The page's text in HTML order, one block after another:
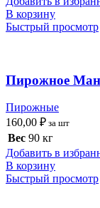
В корзину
Быстрый просмотр
Пирожное
Пирожные
160,00 ₽ за шт
Вес 90 кг
Добавить в
В корзину
Быстрый просмотр